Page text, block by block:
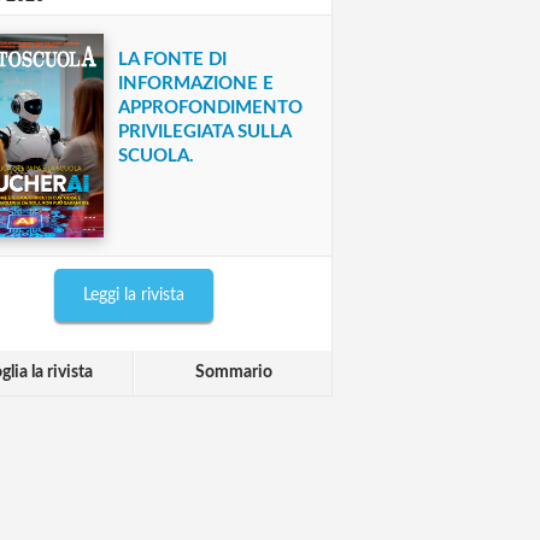
LA FONTE DI
INFORMAZIONE E
APPROFONDIMENTO
PRIVILEGIATA SULLA
SCUOLA.
Leggi la rivista
la rivista Sommario